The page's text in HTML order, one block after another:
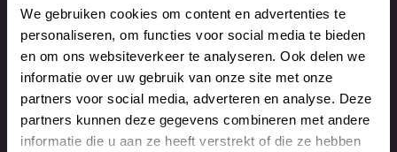
We gebruiken cookies om content en advertenties te
personaliseren, om functies voor social media te bieden
en om ons websiteverkeer te analyseren. Ook delen we
informatie over uw gebruik van onze site met onze
partners voor social media, adverteren en analyse. Deze
partners kunnen deze gegevens combineren met andere
informatie die u aan ze heeft verstrekt of die ze hebben
r
i
s
t
)
l
a
d
r
e
s
c
h
t
*
(
Om te verzenden hebben we je akkoord nodig
met ons privacybeleid.
Ik ga akkoord met het privacybeleid.
Ja, ik wil mij inschrijven voor de